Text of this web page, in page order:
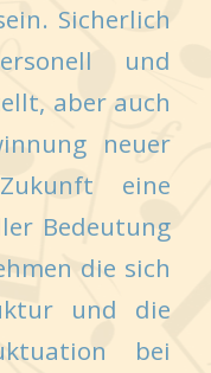
Sicherlich
und
aber auch
neuer
eine
Bedeutung
die sich
und die
bei